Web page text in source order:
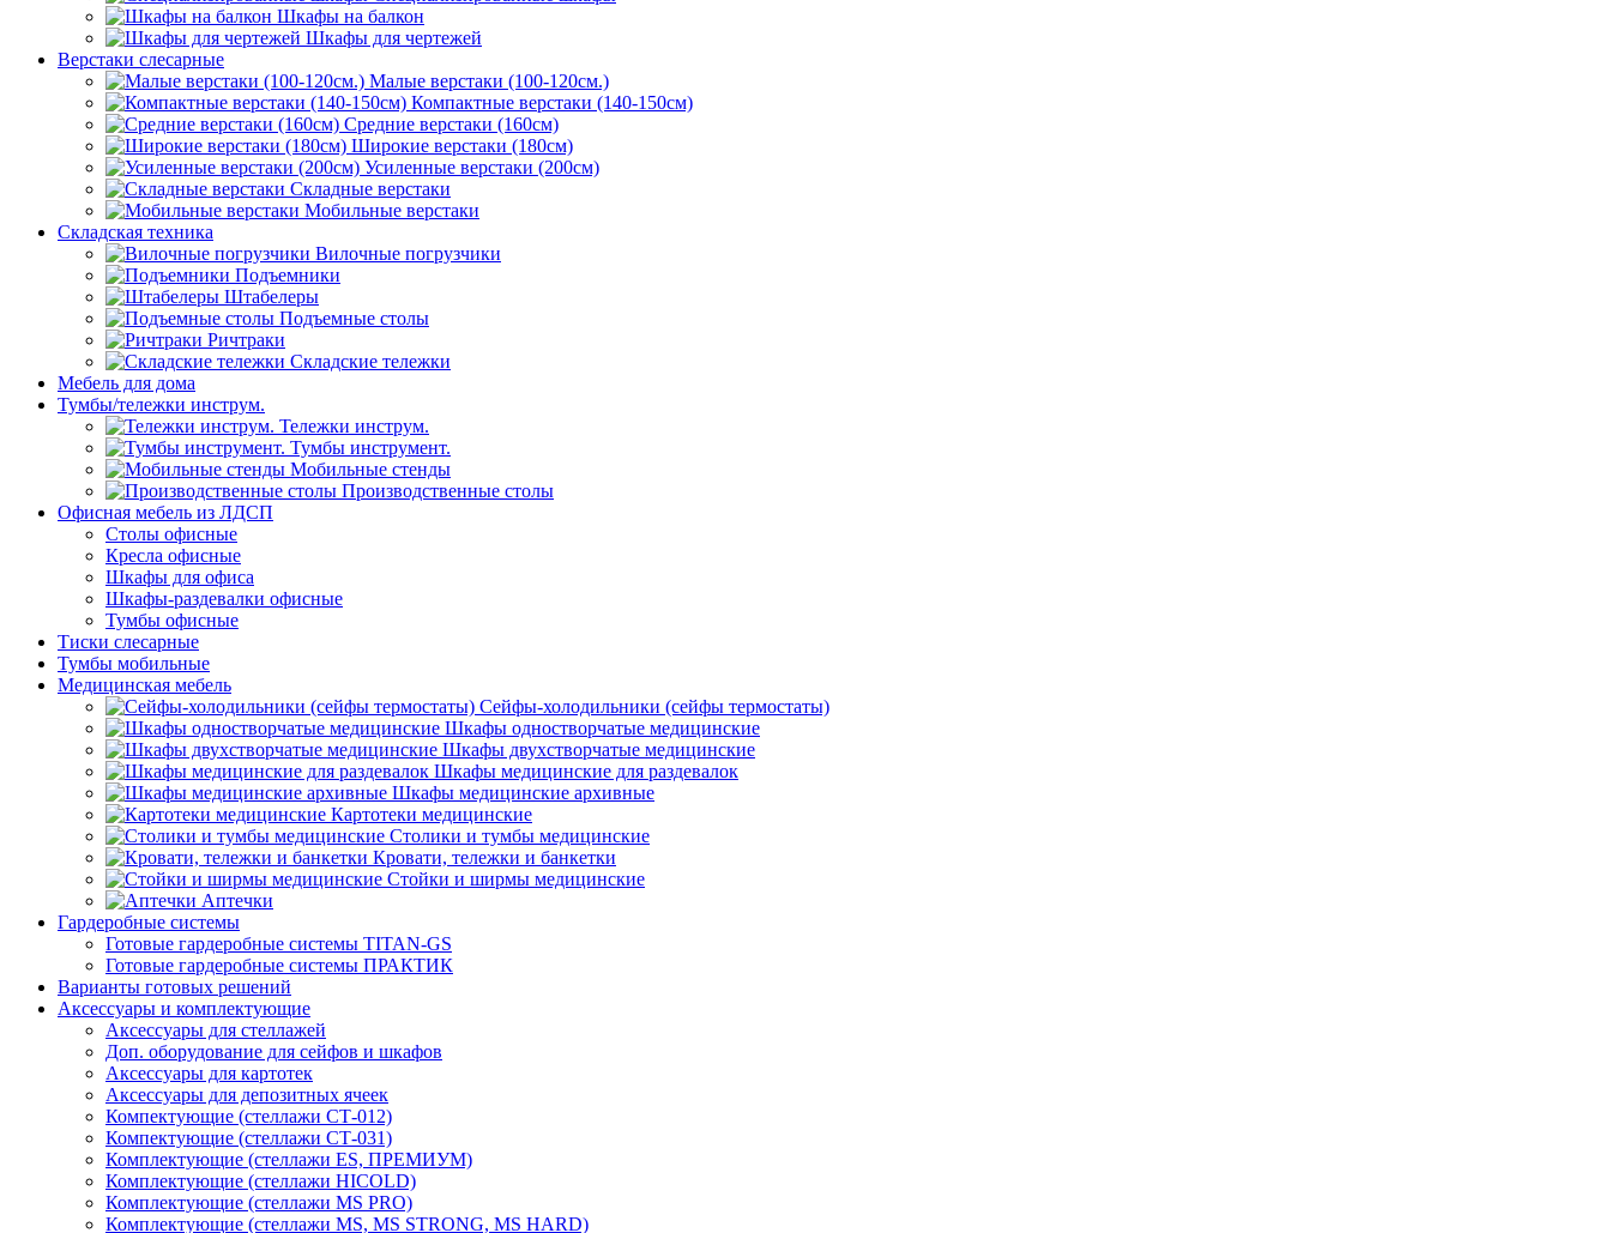
Шкафы на балкон
Шкафы для чертежей
Верстаки слесарные
Малые верстаки (100-120см.)
Компактные верстаки (140-150см)
Средние верстаки (160см)
Широкие верстаки (180см)
Усиленные верстаки (200см)
Складные верстаки
Мобильные верстаки
Складская техника
Вилочные погрузчики
Подъемники
Штабелеры
Подъемные столы
Ричтраки
Складские тележки
Мебель для дома
Тумбы/тележки инструм.
Тележки инструм.
Тумбы инструмент.
Мобильные стенды
Производственные столы
Офисная мебель из ЛДСП
Столы офисные
Кресла офисные
Шкафы для офиса
Шкафы-раздевалки офисные
Тумбы офисные
Тиски слесарные
Тумбы мобильные
Медицинская мебель
Сейфы-холодильники (сейфы термостаты)
Шкафы одностворчатые медицинские
Шкафы двухстворчатые медицинские
Шкафы медицинские для раздевалок
Шкафы медицинские архивные
Картотеки медицинские
Столики и тумбы медицинские
Кровати, тележки и банкетки
Стойки и ширмы медицинские
Аптечки
Гардеробные системы
Готовые гардеробные системы TITAN-GS
Готовые гардеробные системы ПРАКТИК
Варианты готовых решений
Аксессуары и комплектующие
Аксессуары для стеллажей
Доп. оборудование для сейфов и шкафов
Аксессуары для картотек
Аксессуары для депозитных ячеек
Компектующие (стеллажи СТ-012)
Компектующие (стеллажи СТ-031)
Комплектующие (стеллажи ES, ПРЕМИУМ)
Комплектующие (стеллажи HICOLD)
Комплектующие (стеллажи MS PRO)
Комплектующие (стеллажи MS, MS STRONG, MS HARD)